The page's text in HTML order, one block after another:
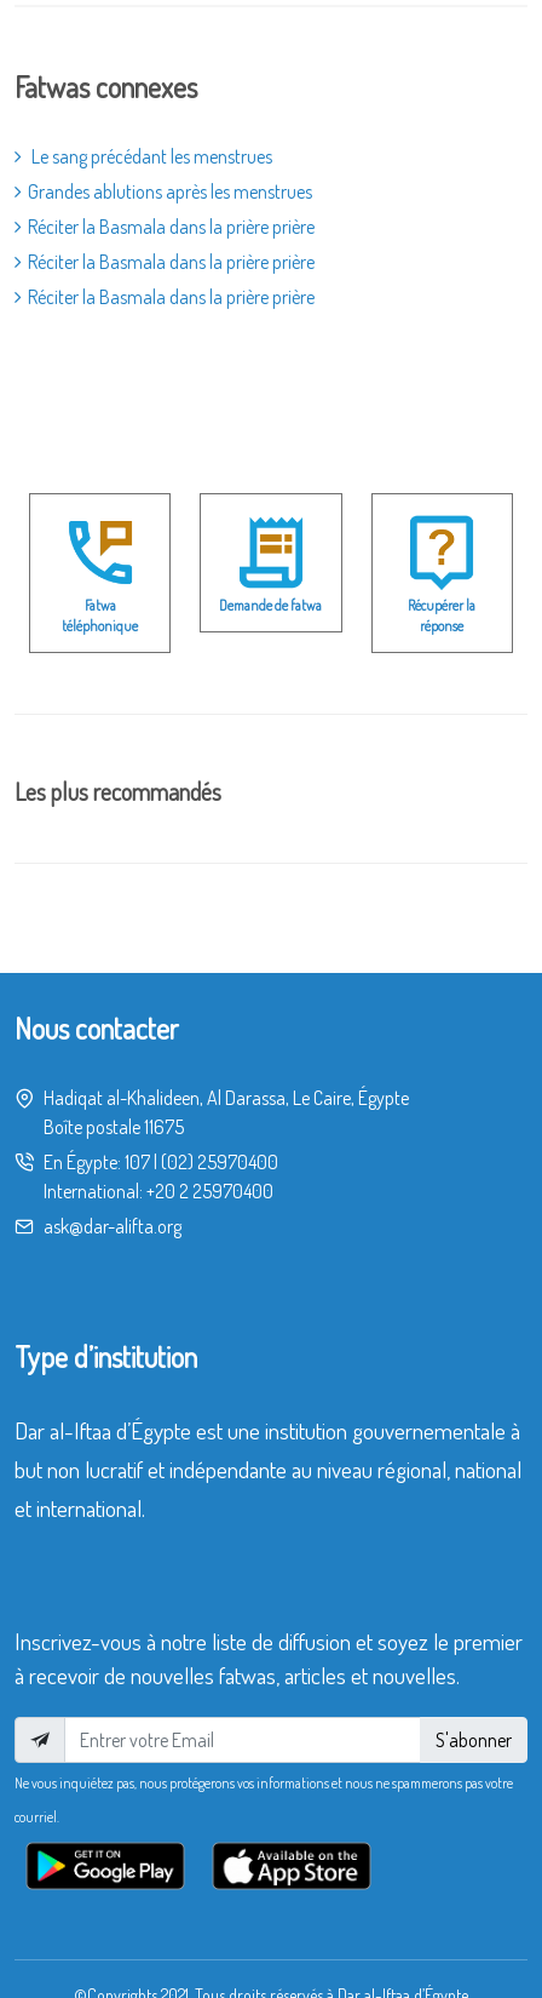
Fatwas connexes
Le sang précédant les menstrues
Grandes ablutions après les menstrues
Réciter la Basmala dans la prière prière
Réciter la Basmala dans la prière prière
Réciter la Basmala dans la prière prière
Fatwa
téléphonique
Demande de fatwa
Récupérer la
réponse
Les plus recommandés
Nous contacter
Hadiqat al-Khalideen, Al Darassa, Le Caire, Égypte
Boîte postale 11675
En Égypte: 107| (02) 25970400
International: +20 2 25970400
ask@dar-alifta.org
Type d’institution
Dar al-Iftaa d’Égypte est une institution gouvernementale à
but non lucratif et indépendante au niveau régional, national
et international.
Inscrivez-vous à notre liste de diffusion et soyez le premier
à recevoir de nouvelles fatwas, articles et nouvelles.
S'abonner
Ne vous inquiétez pas, nous protégerons vos informations et nous ne spammerons pas votre
courriel.